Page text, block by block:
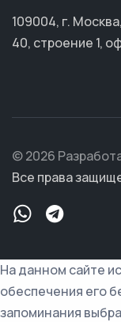
109004, г.
40, строение 1,
© 2026
Все права
На данном сайте
обеспечения его
запоминания